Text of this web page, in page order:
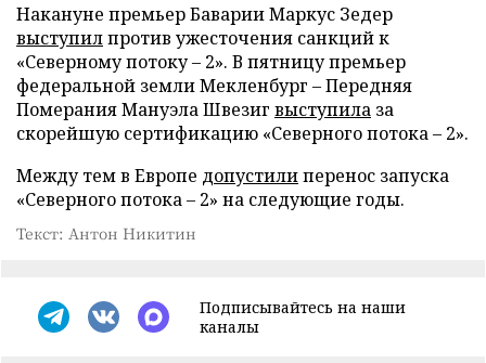
Накануне премьер Баварии Маркус Зедер
выступилпротив ужесточения санкций к
«Северному потоку – 2». В пятницу премьер
федеральной земли Мекленбург – Передняя
Померания Мануэла Швезиг выступила за
скорейшую сертификацию «Северного потока – 2».
Между тем в Европе допустилиперенос запуска
«Северного потока – 2» на следующие годы.
Текст: Антон Никитин
Подписывайтесь на наши
каналы